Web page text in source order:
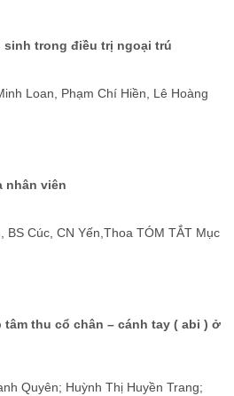
trong điều trị ngoại trú
Loan, Phạm Chí Hiền, Lê Hoàng
nhân viên
Cúc, CN Yến,Thoa TÓM TẮT Mục
thu cổ chân – cánh tay ( abi ) ở
Quyên; Huỳnh Thị Huyền Trang;